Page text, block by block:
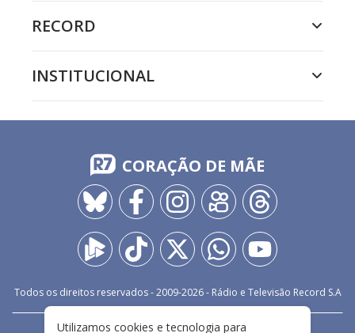
RECORD
INSTITUCIONAL
CORAÇÃO DE MÃE
Todos os direitos reservados - 2009-2026- Rádio e Televisão Record S.A
Utilizamos cookies e tecnologia para